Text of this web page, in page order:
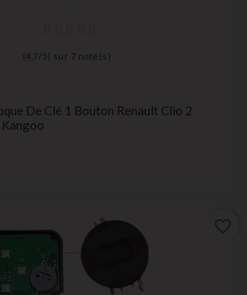
(4,7 / 5) sur 7 note(s)
De Clé 1 Bouton Renault Clio 2